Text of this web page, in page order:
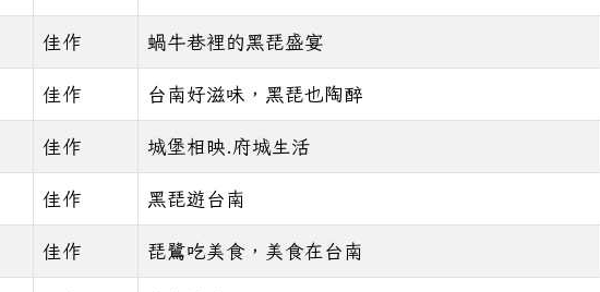
佳作 蝸牛巷裡的黑琵盛宴
佳作 台南好滋味，黑琵也陶醉
佳作 城堡相映.府城生活
佳作 黑琵遊台南
佳作 琵鷺吃美食，美食在台南